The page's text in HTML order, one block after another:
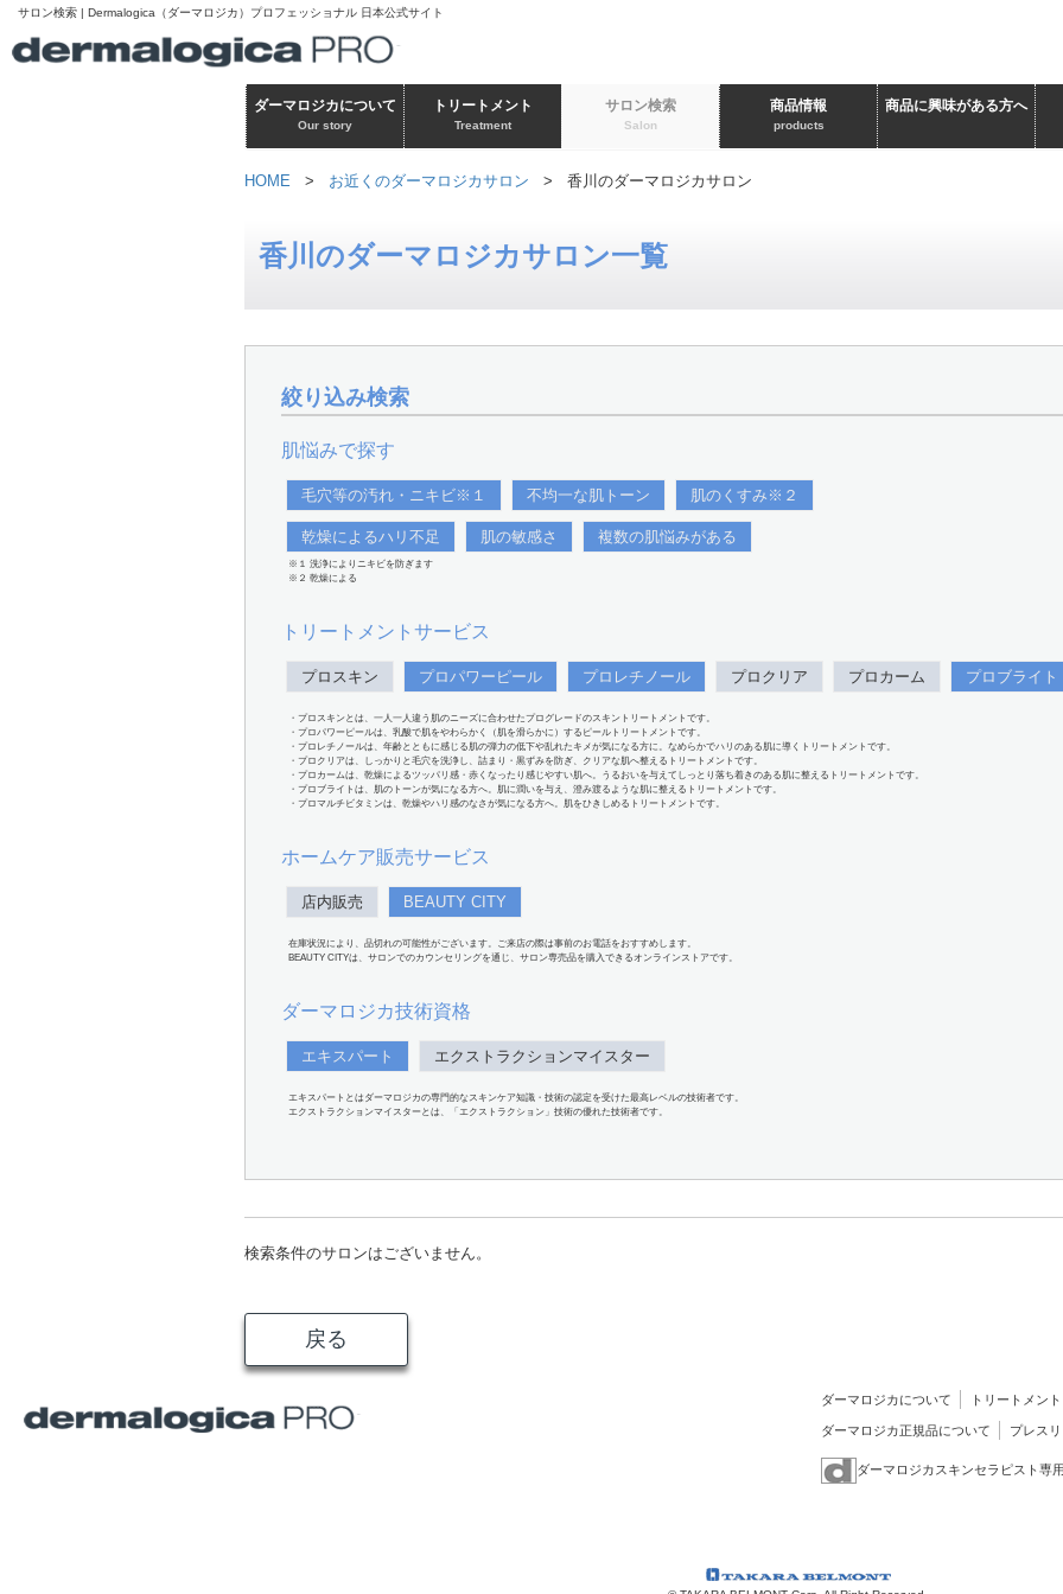
サロン検索 | Dermalogica（ダーマロジカ）プロフェッショナル 日本公式サイト
ダーマロジカについて
Our story
トリートメント
Treatment
サロン検索
Salon
商品情報
products
商品に興味がある方へ
HOME > お近くのダーマロジカサロン > 香川のダーマロジカサロン
香川のダーマロジカサロン一覧
絞り込み検索
肌悩みで探す
毛穴等の汚れ・ニキビ※１ 不均一な肌トーン 肌のくすみ※２
乾燥によるハリ不足 肌の敏感さ 複数の肌悩みがある
※１ 洗浄によりニキビを防ぎます
※２ 乾燥による
トリートメントサービス
プロスキン プロパワーピール プロレチノール プロクリア プロカーム プロブライト
・プロスキンとは、一人一人違う肌のニーズに合わせたプログレードのスキントリートメントです。
・プロパワーピールは、乳酸で肌をやわらかく（肌を滑らかに）するピールトリートメントです。
・プロレチノールは、年齢とともに感じる肌の弾力の低下や乱れたキメが気になる方に。なめらかでハリのある肌に導くトリートメントです。
・プロクリアは、しっかりと毛穴を洗浄し、詰まり・黒ずみを防ぎ、クリアな肌へ整えるトリートメントです。
・プロカームは、乾燥によるツッパリ感・赤くなったり感じやすい肌へ。うるおいを与えてしっとり落ち着きのある肌に整えるトリートメントです。
・プロブライトは、肌のトーンが気になる方へ。肌に潤いを与え、澄み渡るような肌に整えるトリートメントです。
・プロマルチビタミンは、乾燥やハリ感のなさが気になる方へ。肌をひきしめるトリートメントです。
ホームケア販売サービス
店内販売 BEAUTY CITY
在庫状況により、品切れの可能性がございます。ご来店の際は事前のお電話をおすすめします。
BEAUTY CITYは、サロンでのカウンセリングを通じ、サロン専売品を購入できるオンラインストアです。
ダーマロジカ技術資格
エキスパート エクストラクションマイスター
エキスパートとはダーマロジカの専門的なスキンケア知識・技術の認定を受けた最高レベルの技術者です。
エクストラクションマイスターとは、「エクストラクション」技術の優れた技術者です。
検索条件のサロンはございません。
戻る
ダーマロジカについて トリートメント
ダーマロジカ正規品について プレス
ダーマロジカスキンセラピスト専